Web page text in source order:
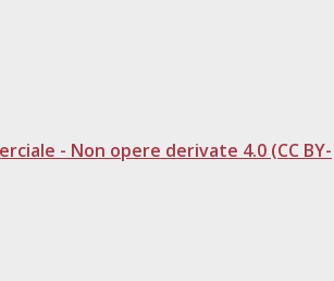
- Non opere derivate 4.0 (CC BY-